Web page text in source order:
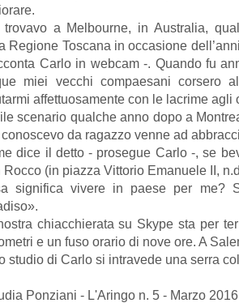
trovavo a Melbourne, in Australia,
Regione Toscana in occasione
Carlo in webcam -. Quando fu
miei vecchi compaesani corsero
affettuosamente con le lacrime agli
scenario qualche anno dopo a
da ragazzo venne ad
dice il detto - prosegue Carlo -, se
Rocco (in piazza Vittorio Emanuele II,
significa vivere in paese per me?
chiacchierata su Skype sta per
e un fuso orario di nove ore. A
studio di Carlo si intravede una serra
Ponziani - L'Aringo n. 5 - Marzo 2016